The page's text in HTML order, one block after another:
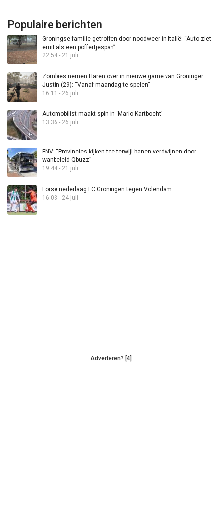
Populaire berichten
Groningse familie getroffen door noodweer in Italië: “Auto ziet
eruit als een poffertjespan”
22:54 - 21 juli
Zombies nemen Haren over in nieuwe game van Groninger
Justin (29): “Vanaf maandag te spelen”
16:11 - 26 juli
Automobilist maakt spin in ‘Mario Kartbocht’
13:36 - 26 juli
FNV: “Provincies kijken toe terwijl banen verdwijnen door
wanbeleid Qbuzz”
19:44 - 21 juli
Forse nederlaag FC Groningen tegen Volendam
16:03 - 24 juli
Adverteren? [4]